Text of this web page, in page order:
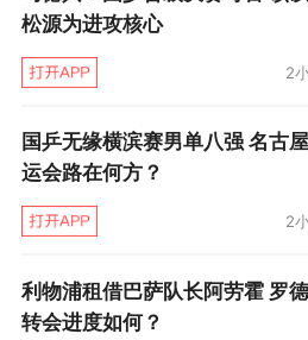
改造之一，过去也有过多
这种操作降低了廷伯的负
的首回合也曾有受伤迹象）
击中为球队完成破门，不
去留问题。
几天之前，转会专家罗马诺
定离队”，阿尔特塔可能会
新讨论托马斯的合同。就
松源为进攻核心
2
国乒无缘横滨赛男单八强 名古
运会路在何方？
2
利物浦租借巴萨队长阿劳霍 罗
转会进度如何？